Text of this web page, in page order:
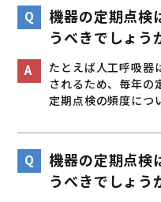
機器の定期点検
うべきでしょう
たとえば人工呼吸器
されるため、毎年の
定期点検の頻度につ
機器の定期点検
うべきでしょう